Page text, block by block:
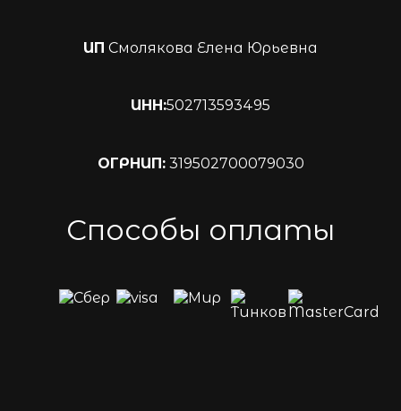
ИП Смолякова Елена Юрьевна
ИНН:502713593495
ОГРНИП:319502700079030
Способы оплаты